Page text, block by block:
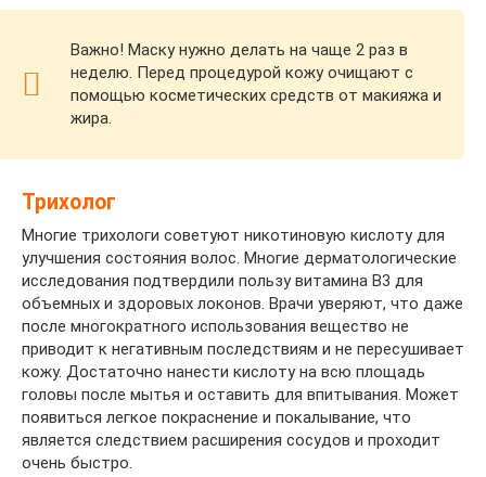
Важно! Маску нужно делать на чаще 2 раз в
неделю. Перед процедурой кожу очищают с
помощью косметических средств от макияжа и
жира.
Трихолог
Многие трихологи советуют никотиновую кислоту для
улучшения состояния волос. Многие дерматологические
исследования подтвердили пользу витамина B3 для
объемных и здоровых локонов. Врачи уверяют, что даже
после многократного использования вещество не
приводит к негативным последствиям и не пересушивает
кожу. Достаточно нанести кислоту на всю площадь
головы после мытья и оставить для впитывания. Может
появиться легкое покраснение и покалывание, что
является следствием расширения сосудов и проходит
очень быстро.